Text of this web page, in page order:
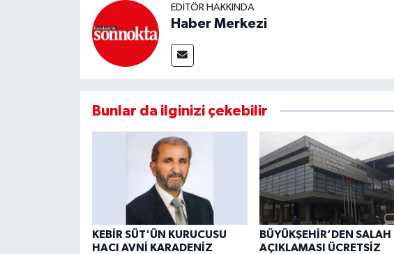
EDITÖR HAKKINDA
Haber Merkezi
Bunlar da ilginizi çekebilir
KEBİR SÜT'ÜN KURUCUSU
HACI AVNİ KARADENİZ
BÜYÜKŞEHİR’DEN SALAH
AÇIKLAMASI ÜCRETSİZ